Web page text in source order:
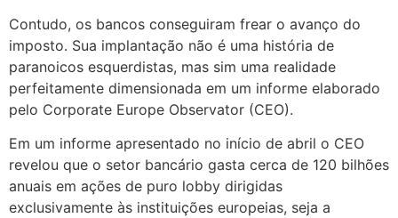
Contudo, os bancos conseguiram frear o avanço do
imposto. Sua implantação não é uma história de
paranoicos esquerdistas, mas sim uma realidade
perfeitamente dimensionada em um informe elaborado
pelo Corporate Europe Observator (CEO).
Em um informe apresentado no início de abril o CEO
revelou que o setor bancário gasta cerca de 120 bilhões
anuais em ações de puro lobby dirigidas
exclusivamente às instituições europeias, seja a